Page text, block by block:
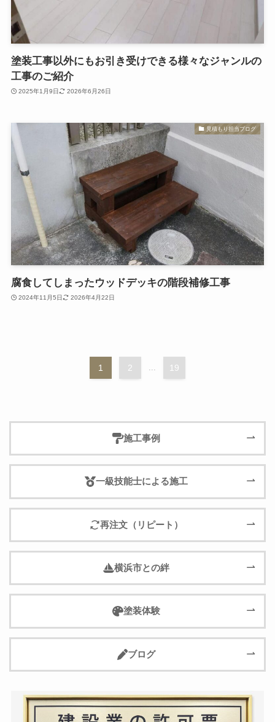
塗装工事以外にもお引き受けできる様々なジャンルの
工事のご紹介
2025年1月9日 2026年6月26日
見積もり担当ブログ
腐食してしまったウッドデッキの階段補修工事
2024年11月5日 2026年4月22日
1 2 19
施工事例
一級技能士による施工
再注文（リピート）
横浜市との絆
塗装体験
ブログ